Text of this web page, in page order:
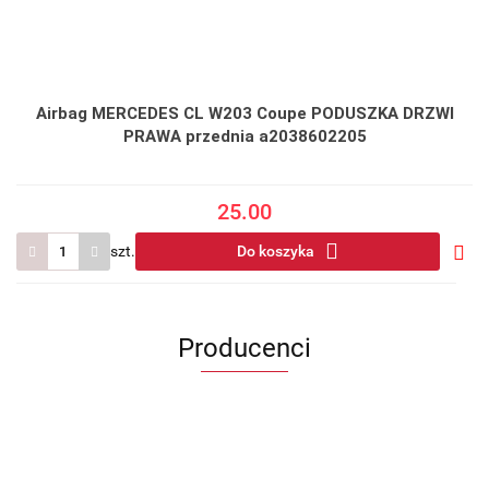
Airbag MERCEDES CL W203 Coupe PODUSZKA DRZWI
PRAWA przednia a2038602205
25.00
szt. Do koszyka
Producenci